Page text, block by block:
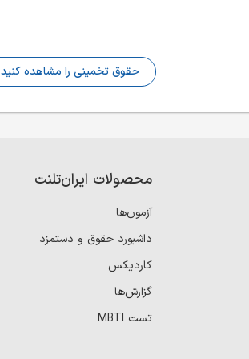
حقوق تخمینی را مشاهده کنید
محصولات ایران‌تلنت
آزمون‌ها
داشبورد حقوق و دستمزد
کاردیکس
گزارش‌ها
تست MBTI